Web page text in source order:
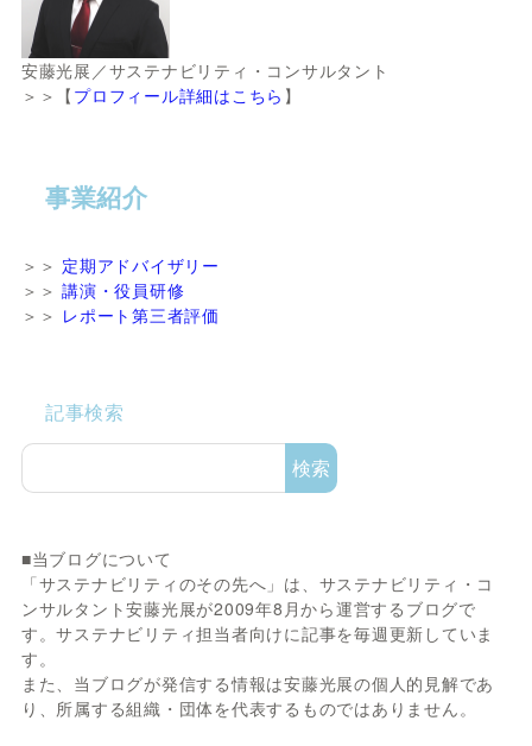
安藤光展／サステナビリティ・コンサルタント
＞＞【 プロフィール詳細はこちら 】
事業紹介
＞＞ 定期アドバイザリー
＞＞講演・役員研修
＞＞ レポート第三者評価
記事検索
検索
■当ブログについて
「サステナビリティのその先へ」は、サステナビリティ・コ
ンサルタント安藤光展が2009年8月から運営するブログで
す。サステナビリティ担当者向けに記事を毎週更新していま
す。
また、当ブログが発信する情報は安藤光展の個人的見解であ
り、所属する組織・団体を代表するものではありません。